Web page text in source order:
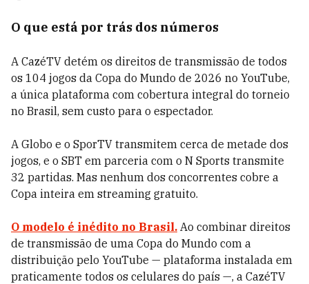
O que está por trás dos números
A CazéTV detém os direitos de transmissão de todos
os 104 jogos da Copa do Mundo de 2026 no YouTube,
a única plataforma com cobertura integral do torneio
no Brasil, sem custo para o espectador.
A Globo e o SporTV transmitem cerca de metade dos
jogos, e o SBT em parceria com o N Sports transmite
32 partidas. Mas nenhum dos concorrentes cobre a
Copa inteira em streaming gratuito.
O modelo é inédito no Brasil. Ao combinar direitos
de transmissão de uma Copa do Mundo com a
distribuição pelo YouTube — plataforma instalada em
praticamente todos os celulares do país —, a CazéTV